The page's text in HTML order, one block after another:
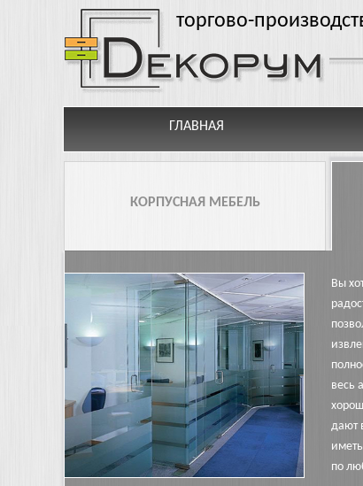
Перейти к основному содержанию
торгово-
ГЛАВНАЯ
КОРПУСНАЯ МЕБЕЛЬ
Вы
весь
дают
по